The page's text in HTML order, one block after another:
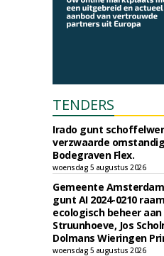
TENDERS
Irado gunt
verzwaarde
Bodegraven Flex.
woensdag 5 augustus 2026
Gemeente
gunt AI 2024-0210
ecologisch beheer aan
Struunhoeve, Jos
Dolmans Wieringen
woensdag 5 augustus 2026